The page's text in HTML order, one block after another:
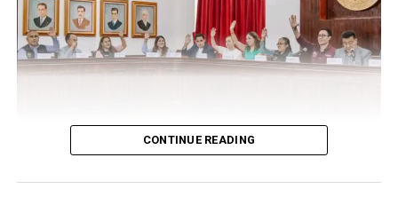
CONTINUE READING